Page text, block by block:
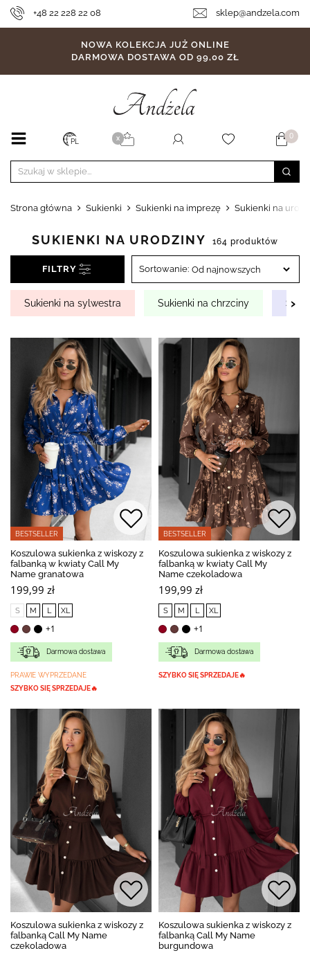
+48 22 228 22 08 sklep@andzela.com
NOWA KOLEKCJA JUŻ ONLINE
DARMOWA DOSTAWA OD 99,00 ZŁ
PL X 0
Strona główna Sukienki Sukienki na imprezę Sukienki na
SUKIENKI NA URODZINY 164 produktów
FILTRY Sortowanie:
Sukienki na sylwestra Sukienki na chrzciny ›
BESTSELLER
Koszulowa sukienka z wiskozy z
falbanką w kwiaty Call My
Name granatowa
199,99 zł
S M L XL
+1
Darmowa dostawa
PRAWIE WYPRZEDANE
SZYBKO SIĘ SPRZEDAJE🔥
BESTSELLER
Koszulowa sukienka z wiskozy z
falbanką w kwiaty Call My
Name czekoladowa
199,99 zł
S M L XL
+1
Darmowa dostawa
SZYBKO SIĘ SPRZEDAJE🔥
Koszulowa sukienka z wiskozy z
falbanką Call My Name
czekoladowa
Koszulowa sukienka z wiskozy z
falbanką Call My Name
burgundowa